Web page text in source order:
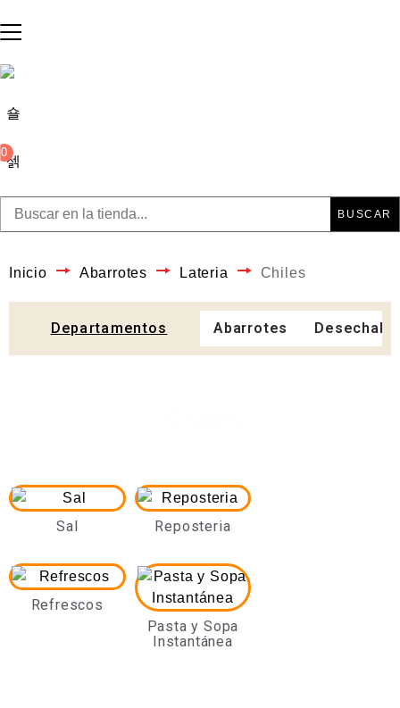
0
BUSCAR
Inicio Abarrotes Lateria Chiles
Departamentos Abarrotes
Sal Reposteria
Refrescos
Pasta y Sopa
Instantánea